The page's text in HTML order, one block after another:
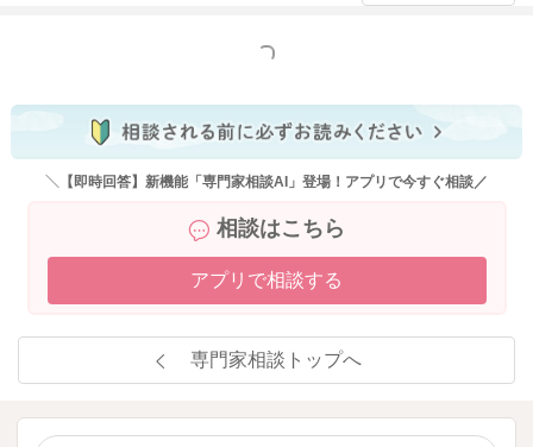
もっと見る
＼【即時回答】新機能「専門家相談AI」登場！アプリで今すぐ相談／
相談はこちら
アプリで相談する
専門家相談トップへ